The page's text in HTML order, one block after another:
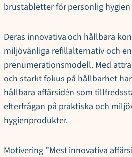
brustabletter för personlig hygien
Deras innovativa och hållbara
miljövänliga refillalternativ och
prenumerationsmodell. Med
och starkt fokus på hållbarhet
hållbara affärsidén som
efterfrågan på praktiska och
hygienprodukter.
Motivering ”Mest innovativa